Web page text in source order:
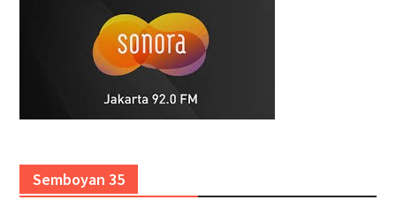
Semboyan 35